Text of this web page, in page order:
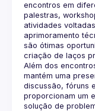
encontros em
palestras,
atividades
aprimoramento
são ótimas
Além dos
mantém uma
discussão, fóruns
proporcionam um
solução de